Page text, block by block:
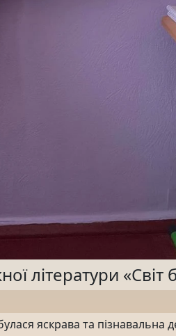
літератури «Світ
яскрава та пізнавальна